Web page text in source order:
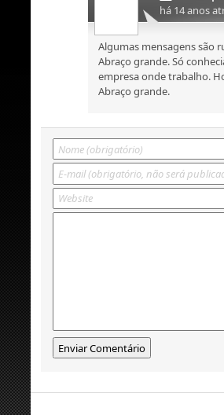
há 14 anos
Algumas mensagens são
Abraço grande. Só
empresa onde trabalho.
Abraço grande.